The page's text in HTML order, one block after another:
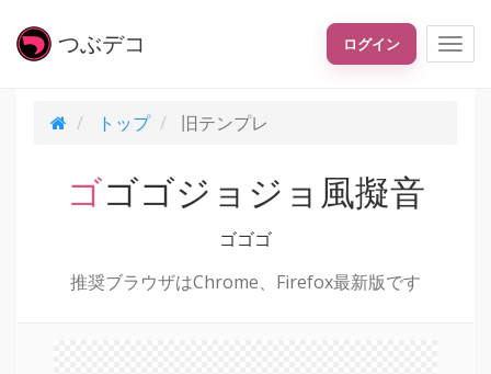
つぶデコ ログイン
トップ 旧テンプレ
ゴゴゴジョジョ風擬音
ゴゴゴ
推奨ブラウザはChrome、Firefox最新版です